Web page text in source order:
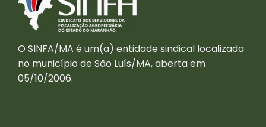
O SINFA/MA é um(a) entidade sindical localizada
no município de São Luís/MA, aberta em
05/10/2006.